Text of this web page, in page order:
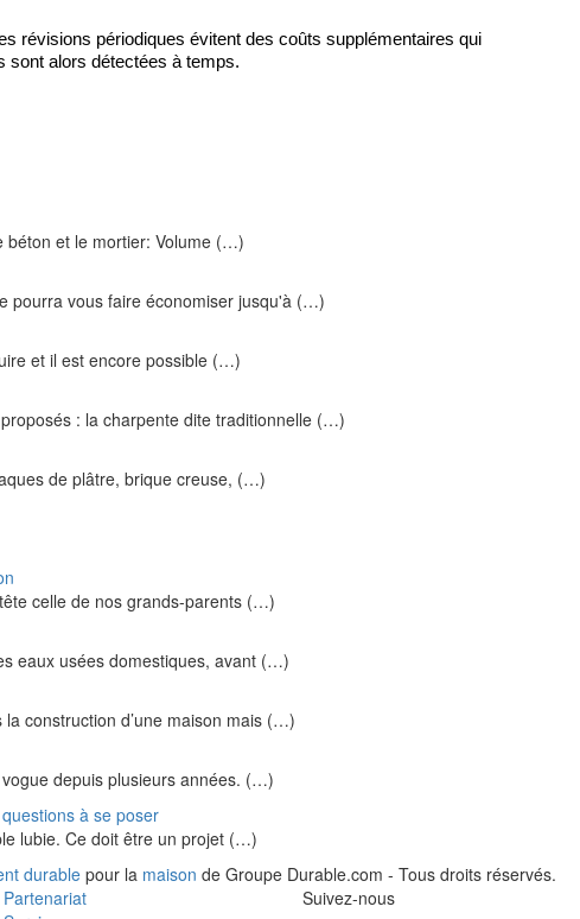
révisions périodiques évitent des coûts supplémentaires qui
sont alors détectées à temps.
béton et le mortier: Volume (…)
pourra vous faire économiser jusqu'à (…)
et il est encore possible (…)
: la charpente dite traditionnelle (…)
de plâtre, brique creuse, (…)
celle de nos grands-parents (…)
eaux usées domestiques, avant (…)
construction d’une maison mais (…)
depuis plusieurs années. (…)
à se poser
lubie. Ce doit être un projet (…)
durablepour la maison de Groupe Durable.com - Tous droits réservés.
Partenariat
Suivez-nous